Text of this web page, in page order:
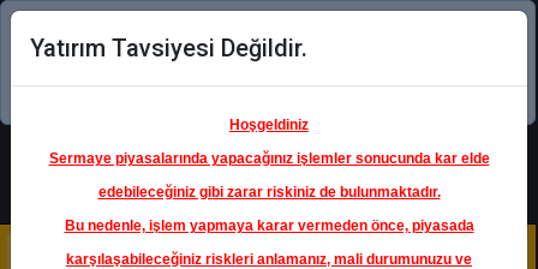
Şimdi uygulamayı indirin!
Yatırım Tavsiyesi Değildir.
Hoşgeldiniz
Sermaye piyasalarında yapacağınız işlemler sonucunda kar elde
edebileceğiniz gibi zarar riskiniz de bulunmaktadır.
Bu nedenle, işlem yapmaya karar vermeden önce, piyasada
karşılaşabileceğiniz riskleri anlamanız, mali durumunuzu ve